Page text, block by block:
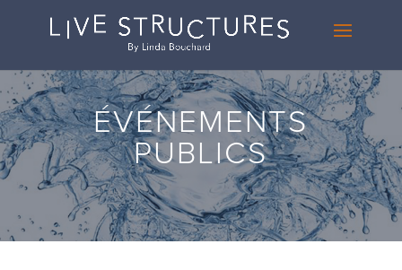
ÉVÉNEMENTS
PUBLICS